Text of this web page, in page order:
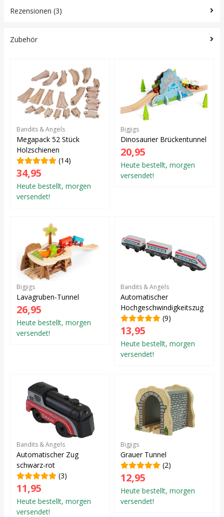
Rezensionen (3)
Zubehör
Bandits & Angels
Megapack 52 Stück
Holzschienen
(14)
34,95
Heute bestellt, morgen
versendet!
Bigjigs
Dinosaurier Brückentunnel
20,95
Heute bestellt, morgen
versendet!
Bigjigs
Lavagruben-Tunnel
26,95
Heute bestellt, morgen
versendet!
Bandits & Angels
Automatischer
Hochgeschwindigkeitszug
(9)
13,95
Heute bestellt, morgen
versendet!
Bandits & Angels
Automatischer Zug
schwarz-rot
(3)
11,95
Heute bestellt, morgen
versendet!
Bigjigs
Grauer Tunnel
(2)
12,95
Heute bestellt, morgen
versendet!